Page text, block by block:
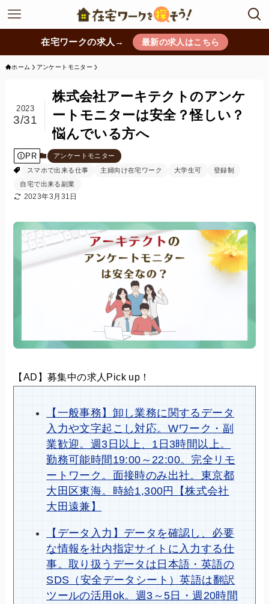
在宅ワークの求人→ 最新の求人はこちら
ホーム アンケートモニター
株式会社アーキテクトのアンケ
ートモニターは安全？怪しい？
悩んでいる方へ
2023
3/31
PR
アンケートモニター
スマホで出来る仕事
主婦向け在宅ワーク 大学生可
登録制
自宅で出来る副業
2023年3月31日
【AD】募集中の求人Pick up！
【一般事務】卸し業務に関するデータ
入力や文字起こし対応。Wワーク・副
業歓迎。週3日以上、1日3時間以上。
勤務可能時間19:00～22:00。完全リモ
ートワーク。面接時のみ出社。東京都
大田区東海。時給1,300円【株式会社
大田遠兼】
【データ入力】データを確認し、必要
な情報を社内指定サイトに入力する仕
事。取り扱うデータは日本語・英語の
SDS（安全データシート）英語は翻訳
ツールの活用ok。週3～5日・週20時間